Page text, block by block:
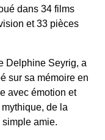
dans 34 films
et 33 pièces
Delphine Seyrig, a
sur sa mémoire en
avec émotion et
de la
amie.